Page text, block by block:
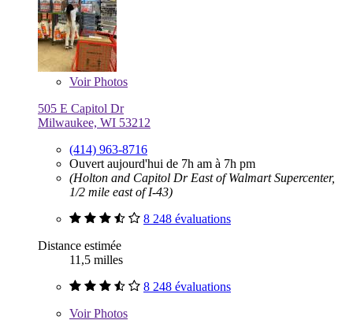
VoirPhotos
505 E Capitol Dr
Milwaukee, WI 53212
(414) 963-8716
Ouvert aujourd'hui de 7h am à 7h pm
(Holton and Capitol Dr East of Walmart Supercenter,
1/2 mile east of I-43)
8 248 évaluations
Distance estimée
11,5 milles
8 248 évaluations
VoirPhotos